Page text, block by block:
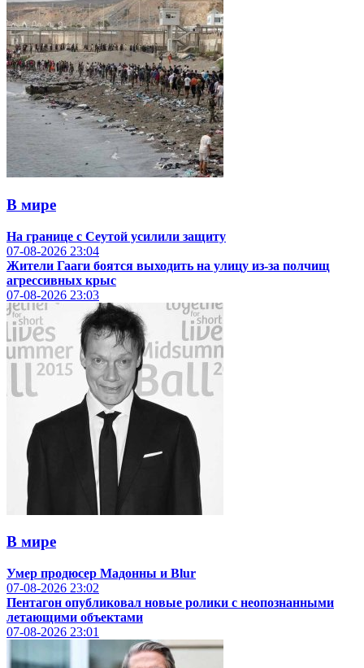
В мире
На границе с Сеутой усилили защиту
07-08-2026 23:04
Жители Гааги боятся выходить на улицу из-за полчищ
агрессивных крыс
07-08-2026 23:03
В мире
Умер продюсер Мадонны и Blur
07-08-2026 23:02
Пентагон опубликовал новые ролики с неопознанными
летающими объектами
07-08-2026 23:01